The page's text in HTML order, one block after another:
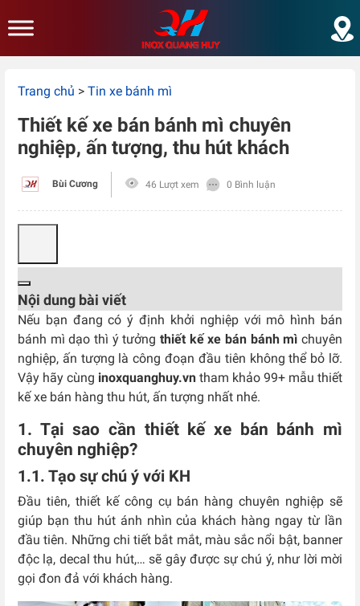
Trang chủ > Tin xe bánh mì
Thiết kế xe bán bánh mì chuyên
nghiệp, ấn tượng, thu hút khách
Bùi Cương 46 Lượt xem 0 Bình luận
Nội dung bài viết
Nếu bạn đang có ý định khởi nghiệp với mô hình bán
bánh mì dạo thì ý tưởng thiết kế xe bán bánh mìchuyên
nghiệp, ấn tượng là công đoạn đầu tiên không thể bỏ lỡ.
Vậy hãy cùng inoxquanghuy.vn tham khảo 99+ mẫu thiết
kế xe bán hàng thu hút, ấn tượng nhất nhé.
1. Tại sao cần thiết kế xe bán bánh mì
chuyên nghiệp?
1.1. Tạo sự chú ý với KH
Đầu tiên, thiết kế công cụ bán hàng chuyên nghiệp sẽ
giúp bạn thu hút ánh nhìn của khách hàng ngay từ lần
đầu tiên. Những chi tiết bắt mắt, màu sắc nổi bật, banner
độc lạ, decal thu hút,… sẽ gây được sự chú ý, như lời mời
gọi đon đả với khách hàng.